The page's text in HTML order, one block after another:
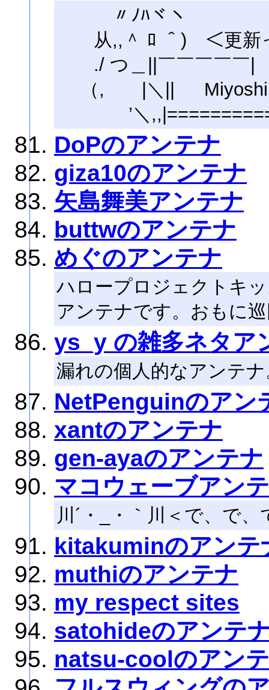
〃ﾉﾊヾヽ
从,,＾ ﾛ ＾) ＜更新
./ つ＿||￣￣￣￣￣|
（, |＼||
’＼
DoPのアンテナ
giza10のアンテナ
矢島舞美アンテナ
buttwのアンテナ
めぐのアンテナ
ハロープロジェクトキ
アンテナです。おもに
ys_y の雑多ネタア
漏れの個人的なアンテ
NetPenguinのアン
xantのアンテナ
gen-ayaのアンテナ
マコウェーブアン
川´・_・｀川＜で、で
kitakuminのアンテ
muthiのアンテナ
my respect sites
satohideのアンテ
natsu-coolのアン